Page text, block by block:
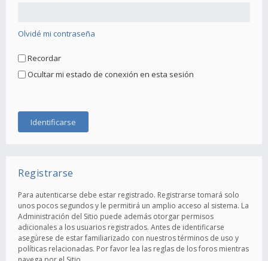
Olvidé mi contraseña
Recordar
Ocultar mi estado de conexión en esta sesión
Registrarse
Para autenticarse debe estar registrado. Registrarse tomará solo
unos pocos segundos y le permitirá un amplio acceso al sistema. La
Administración del Sitio puede además otorgar permisos
adicionales a los usuarios registrados. Antes de identificarse
asegúrese de estar familiarizado con nuestros términos de uso y
políticas relacionadas. Por favor lea las reglas de los foros mientras